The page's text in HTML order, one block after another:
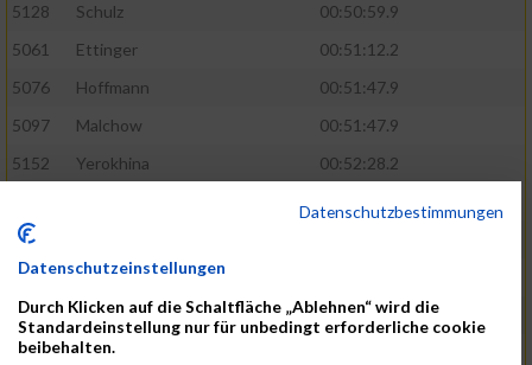
5128
Schulz
00:50:59.9
5061
Ettinger
00:51:12.2
5076
Hoffmann
00:51:47.9
5097
Malchow
00:51:47.9
5152
Yerokhina
00:52:28.2
5127
5074
Heinsohn
5145
Vumaz
00:55:56.4
5053
Cömert-Inan
Datenschutzbestimmungen
Datenschutzeinstellungen
Durch Klicken auf die Schaltfläche „Ablehnen“ wird die
Standardeinstellung nur für unbedingt erforderliche cookie
beibehalten.